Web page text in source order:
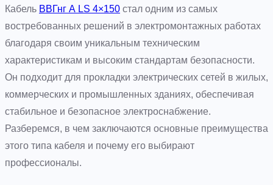
Кабель ВВГнг А LS 4×150 стал одним из самых
востребованных решений в электромонтажных работах
благодаря своим уникальным техническим
характеристикам и высоким стандартам безопасности.
Он подходит для прокладки электрических сетей в жилых,
коммерческих и промышленных зданиях, обеспечивая
стабильное и безопасное электроснабжение.
Разберемся, в чем заключаются основные преимущества
этого типа кабеля и почему его выбирают
профессионалы.